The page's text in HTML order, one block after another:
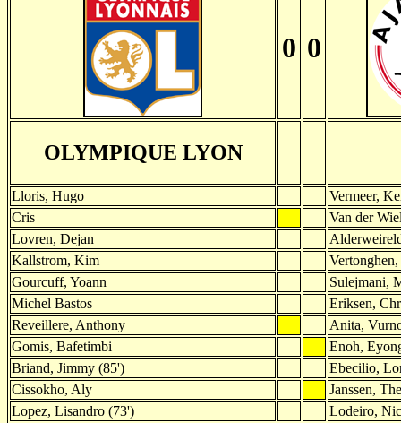
0 0
OLYMPIQUE LYON
Lloris, Hugo
Vermeer,
Cris
Van der
Lovren, Dejan
Kallstrom, Kim
Vertonghen,
Gourcuff, Yoann
Sulejmani,
Michel Bastos
Eriksen,
Reveillere, Anthony
Anita,
Gomis, Bafetimbi
Enoh,
Briand, Jimmy (85')
Ebecilio,
Cissokho, Aly
Janssen,
Lopez, Lisandro (73')
Lodeiro,